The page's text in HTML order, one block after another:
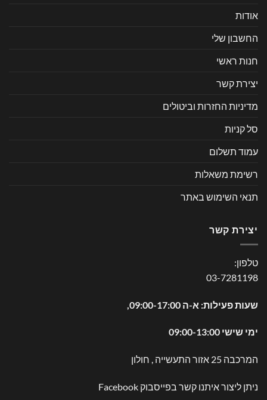
אודות
החשבון שלי
חנות ראשי
יצירת קשר
מדיניות החזרות וביטולים
סל קניות
עמוד תשלום
רשימת משאלות
תנאי השימוש באתר
יצירת קשר
טלפון:
03-7281198
שעות פעילות: א-ה 09:00-17:00,
ימי שישי 09:00-13:00
המרכבה 25 אזור התעשייה , חולון
ניתן ליצור איתנו קשר בפייסבוק Facebook